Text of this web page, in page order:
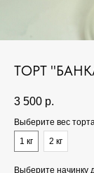
ТОРТ
3 500 р.
Выберите вес
1 кг
2 кг
Выберите начинку